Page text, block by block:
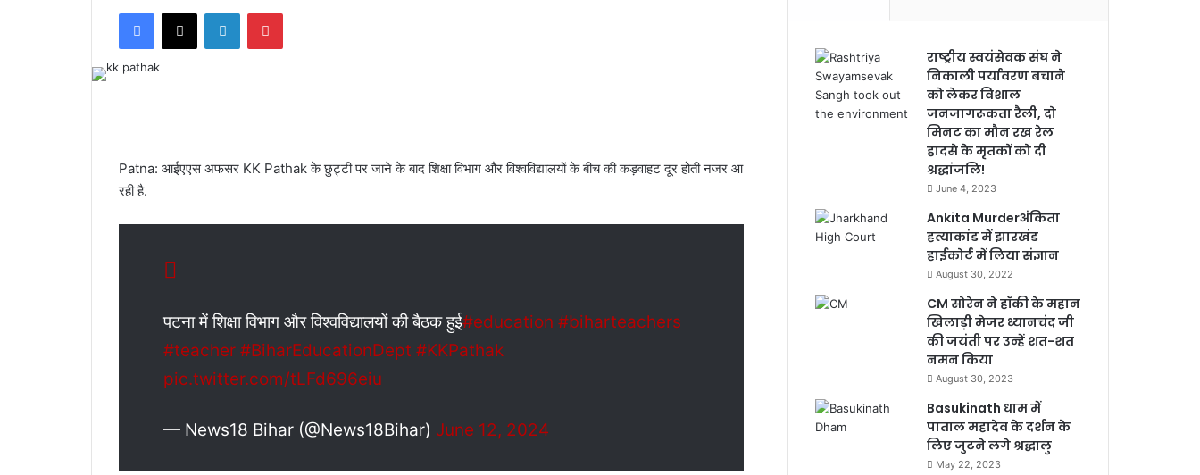
d
i
Patna: आईएएस अफसर KK Pathak के छुट्टी पर जाने के बाद शिक्षा विभाग और विश्वविद्यालयों के बीच की कड़वाहट दूर होती नजर आ
रही है.
पटना में शिक्षा विभाग और विश्वविद्यालयों की बैठक हुई#education #biharteachers
#teacher #BiharEducationDept #KKPathak
pic.twitter.com/tLFd696eiu
— News18 Bihar (@News18Bihar) June 12, 2024
राष्ट्रीय स्वयंसेवक संघ ने
निकाली पर्यावरण बचाने
को लेकर विशाल
जनजागरूकता रैली, दो
मिनट का मौन रख रेल
हादसे के मृतकों को दी
श्रद्धांजलि!
June 4, 2023
Ankita Murderअंकिता
हत्याकांड में झारखंड
हाईकोर्ट में लिया संज्ञान
August 30, 2022
CM सोरेन ने हॉकी के महान
खिलाड़ी मेजर ध्यानचंद जी
की जयंती पर उन्हें शत-शत
नमन किया
August 30, 2023
Basukinath धाम में
पाताल महादेव के दर्शन के
लिए जुटने लगे श्रद्धालु
May 22, 2023